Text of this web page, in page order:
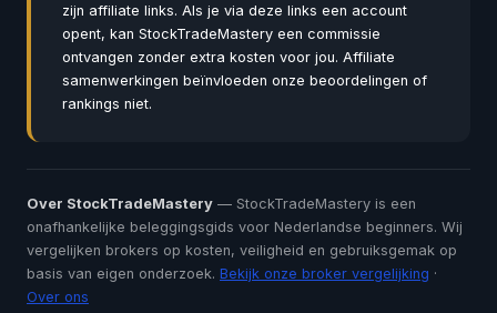
zijn affiliate links. Als je via deze links een account
opent, kan StockTradeMastery een commissie
ontvangen zonder extra kosten voor jou. Affiliate
samenwerkingen beïnvloeden onze beoordelingen of
rankings niet.
Over StockTradeMastery — StockTradeMastery is een
onafhankelijke beleggingsgids voor Nederlandse beginners. Wij
vergelijken brokers op kosten, veiligheid en gebruiksgemak op
basis van eigen onderzoek. Bekijk onze broker vergelijking ·
Over ons